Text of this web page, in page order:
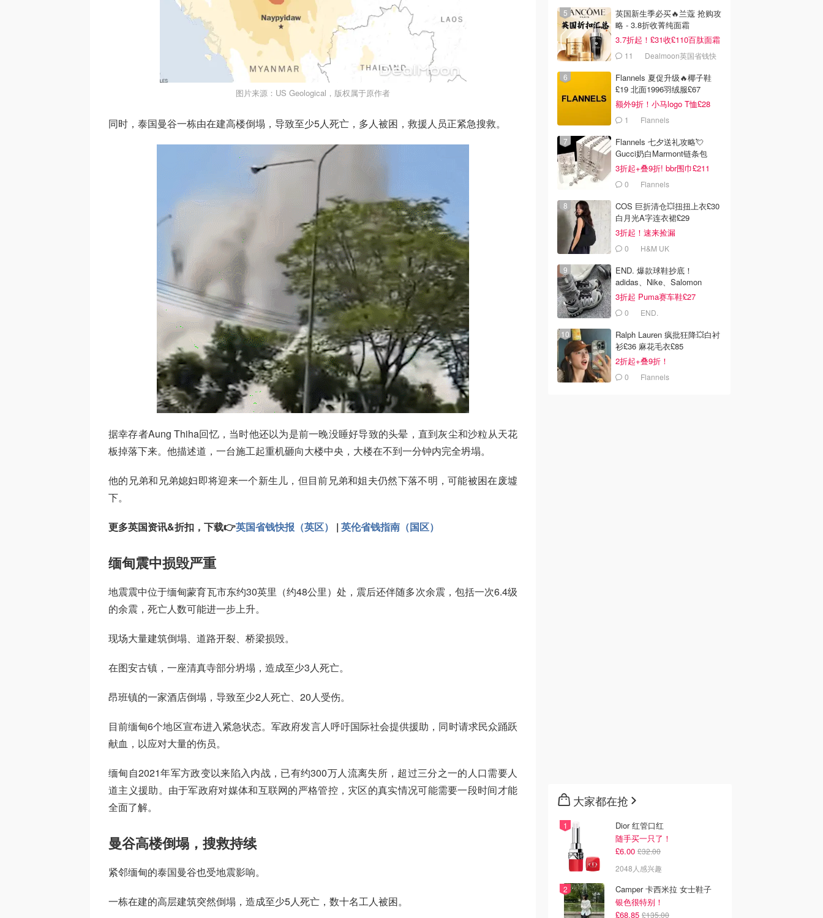
图片来源：US Geological，版权属于原作者
同时，泰国曼谷一栋由在建高楼倒塌，导致至少5人死亡，多人被困，救援人员正紧急搜救。
据幸存者Aung Thiha回忆，当时他还以为是前一晚没睡好导致的头晕，直到灰尘和沙粒从天花
板掉落下来。他描述道，一台施工起重机砸向大楼中央，大楼在不到一分钟内完全坍塌。
他的兄弟和兄弟媳妇即将迎来一个新生儿，但目前兄弟和姐夫仍然下落不明，可能被困在废墟
下。
更多英国资讯&折扣，下载👉英国省钱快报（英区） | 英伦省钱指南（国区）
缅甸震中损毁严重
地震震中位于缅甸蒙育瓦市东约30英里（约48公里）处，震后还伴随多次余震，包括一次6.4级
的余震，死亡人数可能进一步上升。
现场大量建筑倒塌、道路开裂、桥梁损毁。
在图安古镇，一座清真寺部分坍塌，造成至少3人死亡。
昂班镇的一家酒店倒塌，导致至少2人死亡、20人受伤。
目前缅甸6个地区宣布进入紧急状态。军政府发言人呼吁国际社会提供援助，同时请求民众踊跃
献血，以应对大量的伤员。
缅甸自2021年军方政变以来陷入内战，已有约300万人流离失所，超过三分之一的人口需要人
道主义援助。由于军政府对媒体和互联网的严格管控，灾区的真实情况可能需要一段时间才能
全面了解。
曼谷高楼倒塌，搜救持续
紧邻缅甸的泰国曼谷也受地震影响。
一栋在建的高层建筑突然倒塌，造成至少5人死亡，数十名工人被困。
英国新生季必买🔥兰蔻 抢购攻
略 - 3.8折收菁纯面霜
3.7折起！£31收£110百肽面霜
套装
11
Dealmoon英国省钱快
Flannels 夏促升级🔥椰子鞋
£19 北面1996羽绒服£67
额外9折！小马logo T恤£28
1 Flannels
Flannels 七夕送礼攻略💘
Gucci奶白Marmont链条包
£719
3折起+叠9折! bbr围巾£211
0 Flannels
COS 巨折清仓💥扭扭上衣£30
白月光A字连衣裙£29
3折起！速来捡漏
0 H&M UK
END. 爆款球鞋抄底！
adidas、Nike、Salomon
3折起 Puma赛车鞋£27
0 END.
Ralph Lauren 疯批狂降💥白衬
衫£36 麻花毛衣£85
2折起+叠9折！
0 Flannels
大家都在抢
Dior 红管口红
随手买一只了！
£6.00 £32.00
2048人感兴趣
Camper 卡西米拉 女士鞋子
银色很特别！
£68.85 £135.00